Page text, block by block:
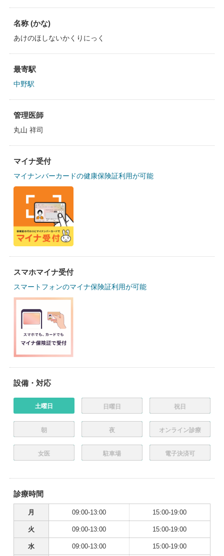
名称 (かな)
あけのほしないかくりにっく
最寄駅
中野駅
管理医師
丸山 祥司
マイナ受付
マイナンバーカードの健康保険証利用が可能
スマホマイナ受付
スマートフォンのマイナ保険証利用が可能
設備・対応
土曜日 日曜日 祝日
朝 夜 オンライン診療
女医 駐車場 電子決済可
診療時間
月 09:00-13:00 15:00-19:00
火 09:00-13:00 15:00-19:00
水 09:00-13:00 15:00-19:00